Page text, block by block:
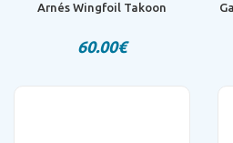
Arnés Wingfoil Takoon
60.00€